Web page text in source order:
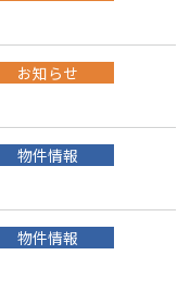
お知らせ
物件情報
物件情報